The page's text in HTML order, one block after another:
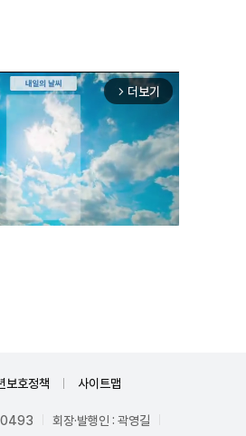
arrow_forward_ios 더보기
보호정책 사이트맵
회장·발행인 : 곽영길